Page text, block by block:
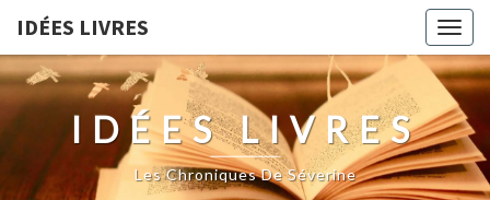
IDÉES LIVRES
IDÉES LIVRES
Les Chroniques De Séverine